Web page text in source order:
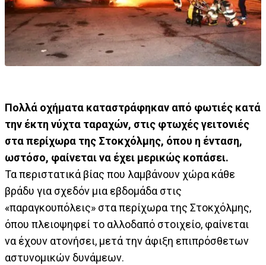
Πολλά οχήματα καταστράφηκαν από φωτιές κατά
την έκτη νύχτα ταραχών, στις φτωχές γειτονιές
στα περίχωρα της Στοκχόλμης, όπου η ένταση,
ωστόσο, φαίνεται να έχει μερικώς κοπάσει.
Τα περιστατικά βίας που λαμβάνουν χώρα κάθε
βράδυ για σχεδόν μια εβδομάδα στις
«παραγκουπόλεις» στα περίχωρα της Στοκχόλμης,
όπου πλειοψηφεί το αλλοδαπό στοιχείο, φαίνεται
να έχουν ατονήσει, μετά την άφιξη επιπρόσθετων
αστυνομικών δυνάμεων.